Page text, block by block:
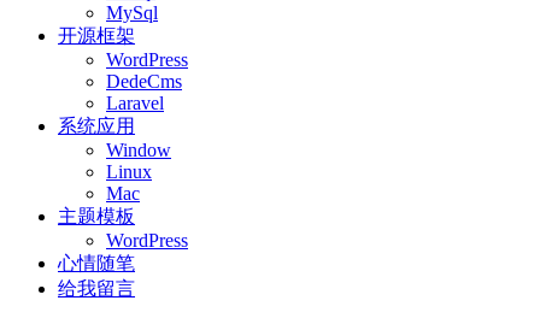
MySql
开源框架
WordPress
DedeCms
Laravel
系统应用
Window
Linux
Mac
主题模板
WordPress
心情随笔
给我留言